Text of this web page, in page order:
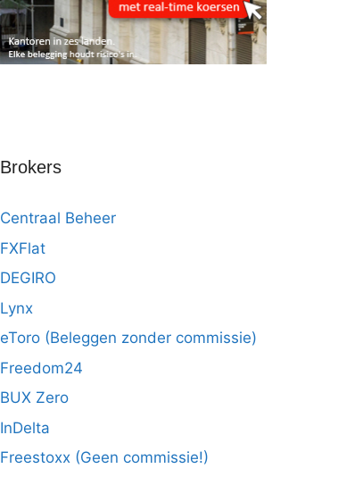
Brokers
Centraal Beheer
FXFlat
DEGIRO
Lynx
eToro (Beleggen zonder commissie)
Freedom24
BUX Zero
InDelta
Freestoxx (Geen commissie!)